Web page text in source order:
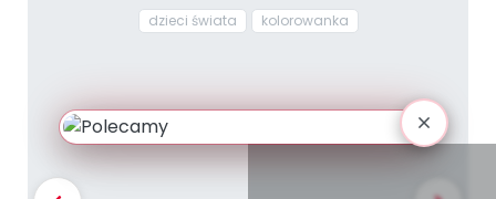
dzieci świata kolorowanka